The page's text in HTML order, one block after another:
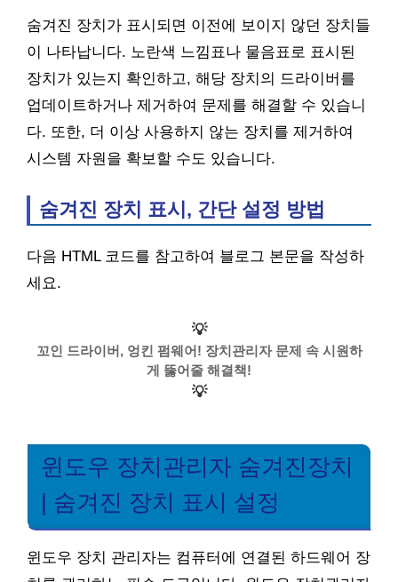
숨겨진 장치가 표시되면 이전에 보이지 않던 장치들
이 나타납니다. 노란색 느낌표나 물음표로 표시된
장치가 있는지 확인하고, 해당 장치의 드라이버를
업데이트하거나 제거하여 문제를 해결할 수 있습니
다. 또한, 더 이상 사용하지 않는 장치를 제거하여
시스템 자원을 확보할 수도 있습니다.
숨겨진 장치 표시, 간단 설정 방법
다음 HTML 코드를 참고하여 블로그 본문을 작성하
세요.
💡
꼬인 드라이버, 엉킨 펌웨어! 장치관리자 문제 속 시원하
게 뚫어줄 해결책!
💡
윈도우 장치관리자 숨겨진장치
| 숨겨진 장치 표시 설정
윈도우 장치 관리자는 컴퓨터에 연결된 하드웨어 장